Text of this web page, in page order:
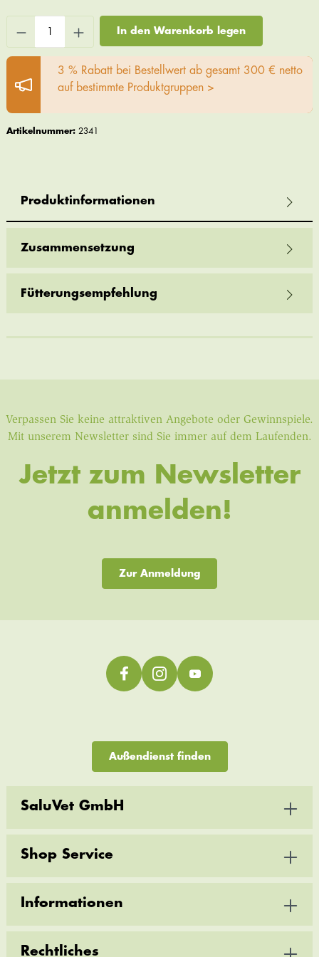
In den Warenkorb legen
3 % Rabatt bei Bestellwert ab gesamt 300 € netto
auf bestimmte Produktgruppen >
Artikelnummer: 2341
Produktinformationen
Zusammensetzung
Fütterungsempfehlung
Verpassen Sie keine attraktiven Angebote oder Gewinnspiele.
Mit unserem Newsletter sind Sie immer auf dem Laufenden.
Jetzt zum Newsletter
anmelden!
Zur Anmeldung
Außendienst finden
SaluVet GmbH
Shop Service
Informationen
Rechtliches